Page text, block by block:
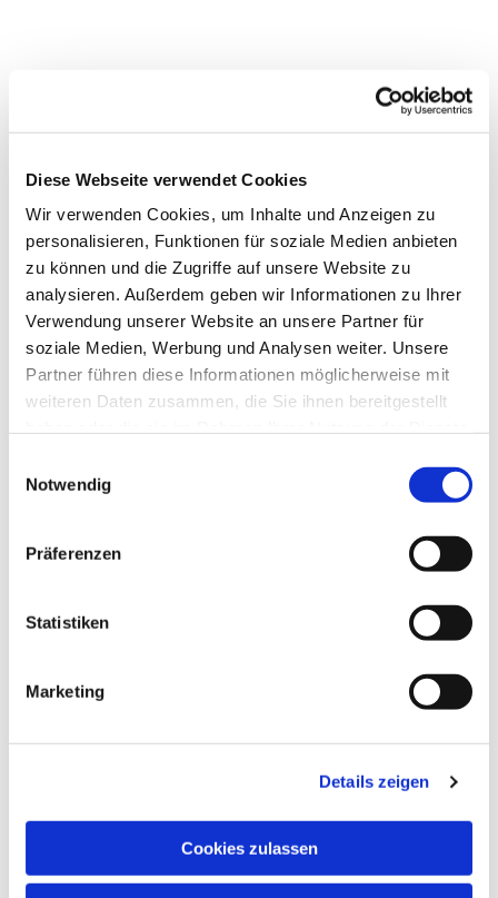
Diese Webseite verwendet Cookies
Wir verwenden Cookies, um Inhalte und Anzeigen zu
personalisieren, Funktionen für soziale Medien anbieten
zu können und die Zugriffe auf unsere Website zu
analysieren. Außerdem geben wir Informationen zu Ihrer
Verwendung unserer Website an unsere Partner für
soziale Medien, Werbung und Analysen weiter. Unsere
Partner führen diese Informationen möglicherweise mit
weiteren Daten zusammen, die Sie ihnen bereitgestellt
Notwendig
Präferenzen
Statistiken
Marketing
Details zeigen
Cookies zulassen
Dies könnte Sie auch